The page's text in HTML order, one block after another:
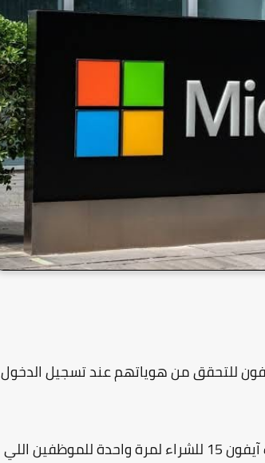
للتحقق من هوياتهم عند تسجيل الدخول
وهتعمل خطوة علشان تسهل التحول ده وهي انها هتوفر هاتف آيفون 15 للشراء لمرة واحدة للموظفين اللي